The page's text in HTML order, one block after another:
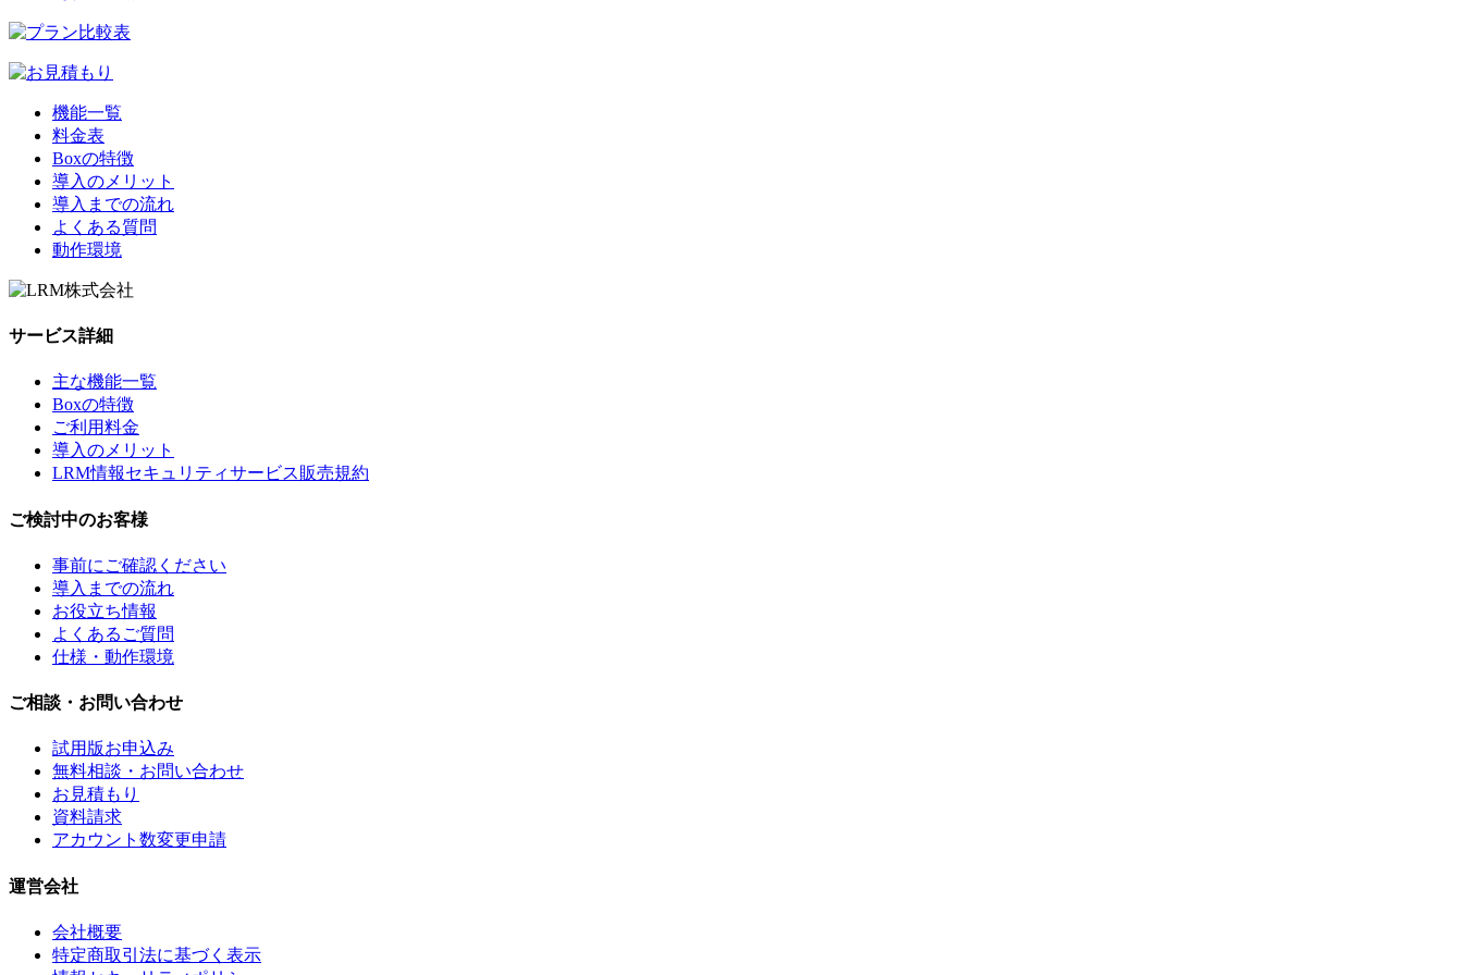
機能一覧
料金表
Boxの特徴
導入のメリット
導入までの流れ
よくある質問
動作環境
サービス詳細
主な機能一覧
Boxの特徴
ご利用料金
導入のメリット
LRM情報セキュリティサービス販売規約
ご検討中のお客様
事前にご確認ください
導入までの流れ
お役立ち情報
よくあるご質問
仕様・動作環境
ご相談・お問い合わせ
試用版お申込み
無料相談・お問い合わせ
お見積もり
資料請求
アカウント数変更申請
運営会社
会社概要
特定商取引法に基づく表示